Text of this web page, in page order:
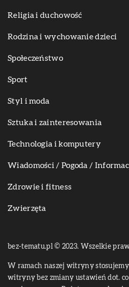
Religia i duchowość
Rodzina i wychowanie dzieci
Społeczeństwo
Sport
Styl i moda
Sztuka i zainteresowania
Technologia i komputery
Wiadomości / Pogoda /
Zdrowie i fitness
Zwierzęta
bez-tematu.pl © 2023. Wszelkie
W ramach naszej witryny
witryny bez zmiany ustawień dot.